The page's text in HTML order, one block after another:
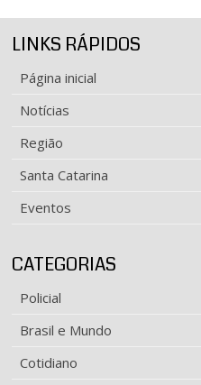
LINKS RÁPIDOS
Página inicial
Notícias
Região
Santa Catarina
Eventos
CATEGORIAS
Policial
Brasil e Mundo
Cotidiano